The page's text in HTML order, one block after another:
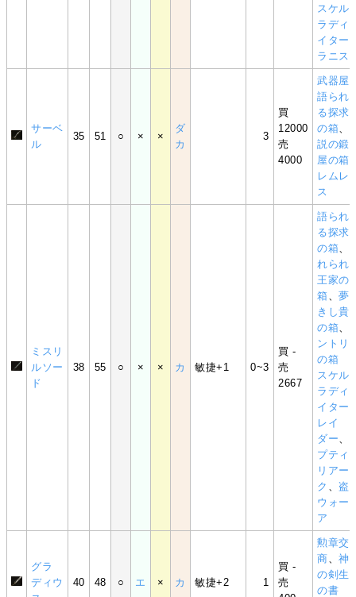
スケル
ラディ
イター
ラニス
サーベ
ル
35 51 ○ × ×
ダ
カ
3
買
12000
売
4000
武器屋
語られ
る探求
の箱、
説の鍛
屋の箱
レムレ
ス
ミスリ
ルソー
ド
38 55 ○ × × カ 敏捷+1 0~3
買 -
売
2667
語られ
る探求
の箱、
れられ
王家の
箱、夢
きし貴
の箱、
ントリ
の箱
スケル
ラディ
イター
レイ
ダー、
プティ
リアー
ク 、盗
ウォー
ア
グラ
ディウ
40 48 ○ エ × カ 敏捷+2 1
買 -
売
勲章交
商、神
の剣生
の書